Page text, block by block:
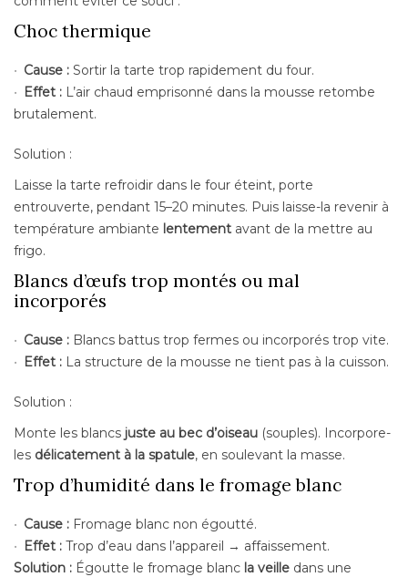
Choc thermique
Cause : Sortir la tarte trop rapidement du four.
Effet : L’air chaud emprisonné dans la mousse retombe
brutalement.
Solution :
Laisse la tarte refroidir dans le four éteint, porte
entrouverte, pendant 15–20 minutes. Puis laisse-la revenir à
température ambiante lentement avant de la mettre au
frigo.
Blancs d’œufs trop montés ou mal
incorporés
Cause : Blancs battus trop fermes ou incorporés trop vite.
Effet : La structure de la mousse ne tient pas à la cuisson.
Solution :
Monte les blancs juste au bec d’oiseau (souples). Incorpore-
les délicatement à la spatule, en soulevant la masse.
Trop d’humidité dans le fromage blanc
Cause : Fromage blanc non égoutté.
Effet : Trop d’eau dans l’appareil → affaissement.
Solution : Égoutte le fromage blanc la veille dans une